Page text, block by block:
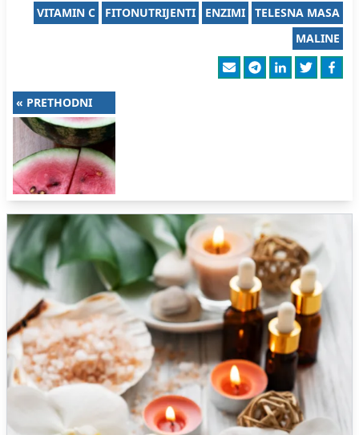
TELESNA MASA
ENZIMI
FITONUTRIJENTI
VITAMIN C
MALINE
« PRETHODNI